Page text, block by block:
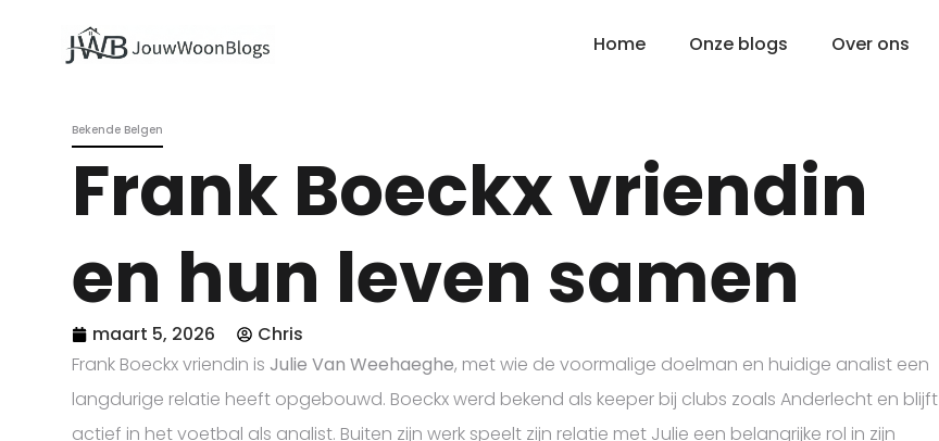
Home Onze blogs Over ons
Bekende Belgen
Frank Boeckx vriendin
en hun leven samen
maart 5, 2026
Chris
Frank Boeckx vriendin is Julie Van Weehaeghe, met wie de voormalige doelman en huidige analist een
langdurige relatie heeft opgebouwd. Boeckx werd bekend als keeper bij clubs zoals Anderlecht en blijft
actief in het voetbal als analist. Buiten zijn werk speelt zijn relatie met Julie een belangrijke rol in zijn